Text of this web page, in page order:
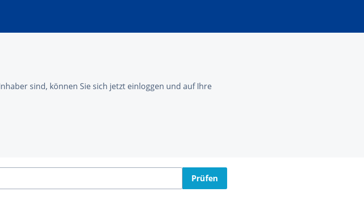
sind, können Sie sich jetzt einloggen und auf Ihre
Prüfen